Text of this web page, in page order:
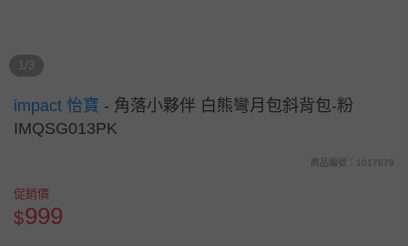
1/3
impact 怡寶 - 角落小夥伴 白熊彎月包斜背包-粉
IMQSG013PK
商品編號：1017679
促銷價
$999